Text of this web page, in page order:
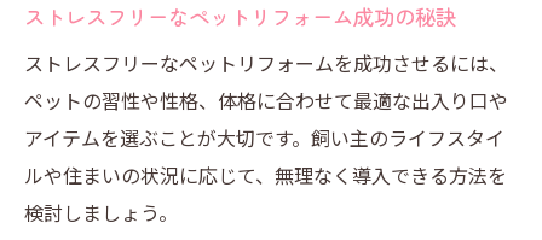
ストレスフリーなペットリフォーム成功の秘訣
ストレスフリーなペットリフォームを成功させるには、
ペットの習性や性格、体格に合わせて最適な出入り口や
アイテムを選ぶことが大切です。飼い主のライフスタイ
ルや住まいの状況に応じて、無理なく導入できる方法を
検討しましょう。